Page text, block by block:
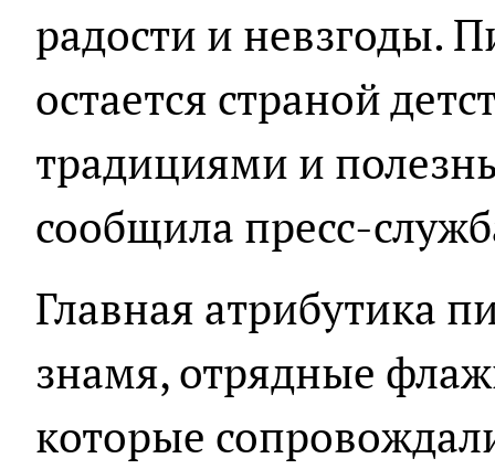
радости и невзгоды.
остается страной
традициями и
сообщила пресс-
Главная атрибутика
знамя, отрядные
которые